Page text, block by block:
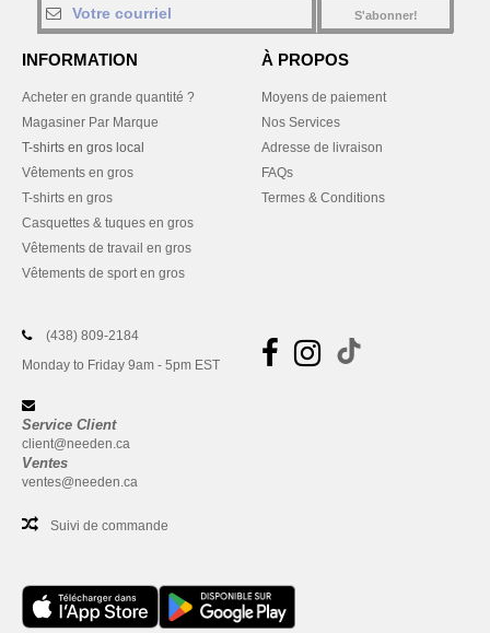
S'abonner!
INFORMATION
Acheter en grande quantité ?
Magasiner Par Marque
T-shirts en gros local
Vêtements en gros
T-shirts en gros
Casquettes & tuques en gros
Vêtements de travail en gros
Vêtements de sport en gros
À PROPOS
Moyens de paiement
Nos Services
Adresse de livraison
FAQs
Termes & Conditions
(438) 809-2184
Monday to Friday 9am - 5pm EST
Service Client
client@needen.ca
Ventes
ventes@needen.ca
Suivi de commande